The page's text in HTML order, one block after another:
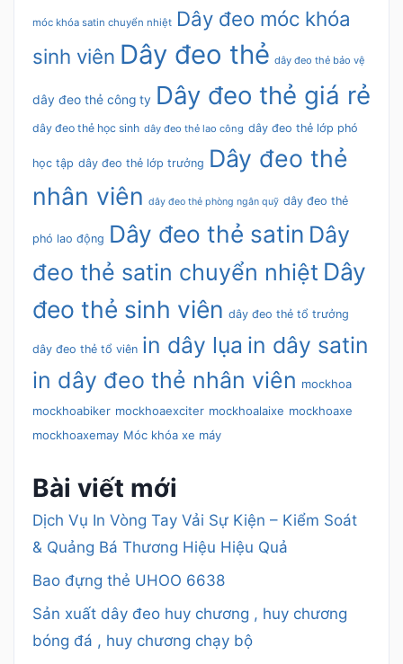
móc khóa satin chuyển nhiệt Dây đeo móc khóa
sinh viên Dây đeo thẻ dây đeo thẻ bảo vệ
dây đeo thẻ công ty Dây đeo thẻ giá rẻ
dây đeo thẻ học sinh dây đeo thẻ lao công dây đeo thẻ lớp phó
học tập dây đeo thẻ lớp trưởng Dây đeo thẻ
nhân viên dây đeo thẻ phòng ngân quỹ dây đeo thẻ
phó lao động Dây đeo thẻ satin Dây
đeo thẻ satin chuyển nhiệt Dây
đeo thẻ sinh viên dây đeo thẻ tổ trưởng
dây đeo thẻ tổ viên in dây lụa in dây satin
in dây đeo thẻ nhân viên mockhoa
mockhoabiker mockhoaexciter mockhoalaixe mockhoaxe
mockhoaxemay Móc khóa xe máy
Bài viết mới
Dịch Vụ In Vòng Tay Vải Sự Kiện – Kiểm Soát
& Quảng Bá Thương Hiệu Hiệu Quả
Bao đựng thẻ UHOO 6638
Sản xuất dây đeo huy chương , huy chương
bóng đá , huy chương chạy bộ